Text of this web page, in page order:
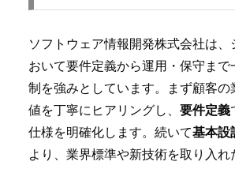
ソフトウェア情報開発株式会社は、
おいて要件定義から運用・保守まで
制を強みとしています。まず顧客の
値を丁寧にヒアリングし、 要件定義
仕様を明確化します。続いて基本設
より、業界標準や新技術を取り入れ